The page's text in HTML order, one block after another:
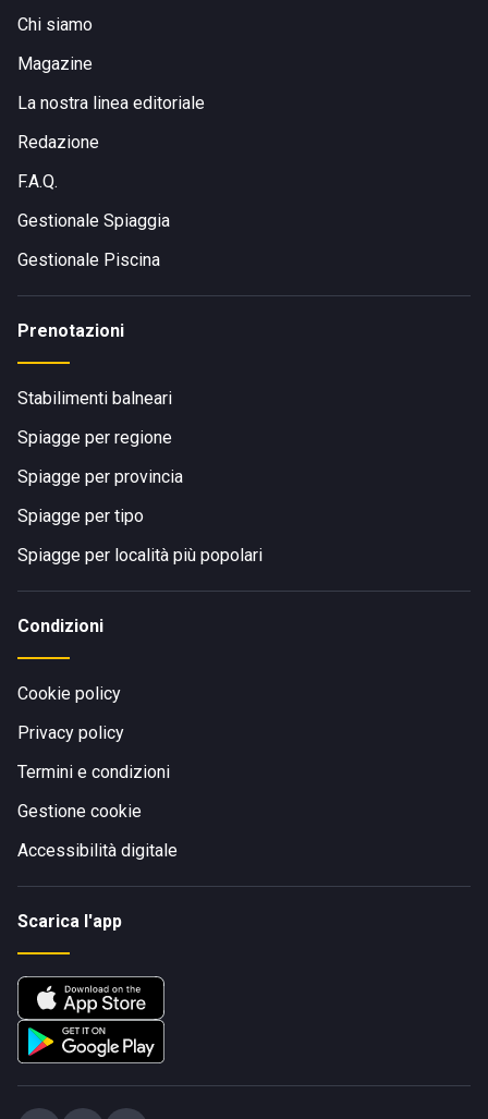
Chi siamo
Magazine
La nostra linea editoriale
Redazione
F.A.Q.
Gestionale Spiaggia
Gestionale Piscina
Prenotazioni
Stabilimenti balneari
Spiagge per regione
Spiagge per provincia
Spiagge per tipo
Spiagge per località più popolari
Condizioni
Cookie policy
Privacy policy
Termini e condizioni
Gestione cookie
Accessibilità digitale
Scarica l'app